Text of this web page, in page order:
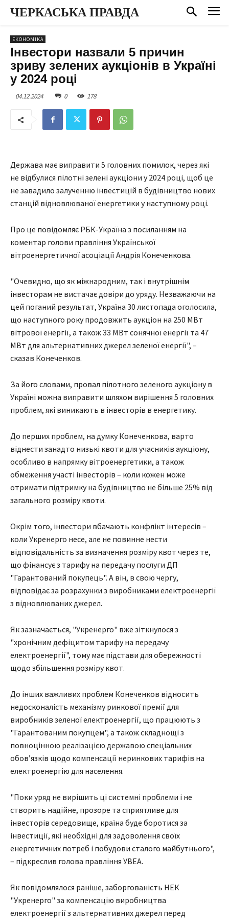
ЧЕРКАСЬКА ПРАВДА
ЕКОНОМІКА
Інвестори назвали 5 причин
зриву зелених аукціонів в Україні
у 2024 році
04.12.2024 0 178
Держава має виправити 5 головних помилок, через які
не відбулися пілотні зелені аукціони у 2024 році, щоб це
не завадило залученню інвестицій в будівництво нових
станцій відновлюваної енергетики у наступному році.
Про це повідомляє РБК-Україна з посиланням на
коментар голови правління Української
вітроенергетичної асоціації Андрія Конеченкова.
"Очевидно, що як міжнародним, так і внутрішнім
інвесторам не вистачає довіри до уряду. Незважаючи на
цей поганий результат, Україна 30 листопада оголосила,
що наступного року продовжить аукціон на 250 МВт
вітрової енергії, а також 33 МВт сонячної енергії та 47
МВт для альтернативних джерел зеленої енергії", –
сказав Конеченков.
За його словами, провал пілотного зеленого аукціону в
Україні можна виправити шляхом вирішення 5 головних
проблем, які виникають в інвесторів в енергетику.
До перших проблем, на думку Конеченкова, варто
віднести занадто низькі квоти для учасників аукціону,
особливо в напрямку вітроенергетики, а також
обмеження участі інвесторів – коли кожен може
отримати підтримку на будівництво не більше 25% від
загального розміру квоти.
Окрім того, інвестори вбачають конфлікт інтересів –
коли Укренерго несе, але не повинне нести
відповідальність за визначення розміру квот через те,
що фінансує з тарифу на передачу послуги ДП
"Гарантований покупець". А він, в свою чергу,
відповідає за розрахунки з виробниками електроенергії
з відновлюваних джерел.
Як зазначається, "Укренерго" вже зіткнулося з
"хронічним дефіцитом тарифу на передачу
електроенергії", тому має підстави для обережності
щодо збільшення розміру квот.
До інших важливих проблем Конеченков відносить
недосконалість механізму ринкової премії для
виробників зеленої електроенергії, що працюють з
"Гарантованим покупцем", а також складнощі з
повноцінною реалізацією державою спеціальних
обов’язків щодо компенсації неринкових тарифів на
електроенергію для населення.
"Поки уряд не вирішить ці системні проблеми і не
створить надійне, прозоре та сприятливе для
інвесторів середовище, країна буде боротися за
інвестиції, які необхідні для задоволення своїх
енергетичних потреб і побудови сталого майбутнього",
– підкреслив голова правління УВЕА.
Як повідомлялося раніше, заборгованість НЕК
"Укренерго" за компенсацію виробництва
електроенергії з альтернативних джерел перед